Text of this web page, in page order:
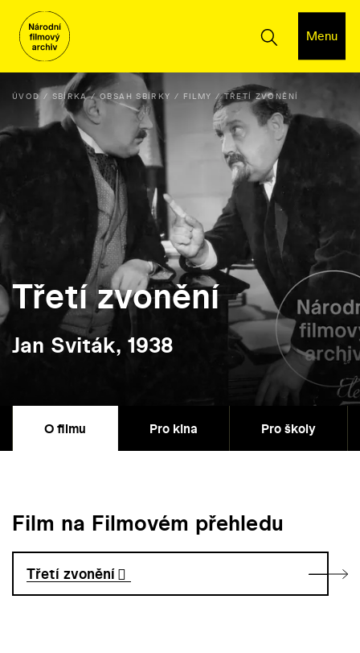
Menu
ÚVOD SBÍRKA OBSAH SBÍRKY FILMY TŘETÍ ZVONĚNÍ
Třetí zvonění
Jan Sviták, 1938
O filmu Pro kina Pro školy
Film na Filmovém přehledu
Třetí zvonění